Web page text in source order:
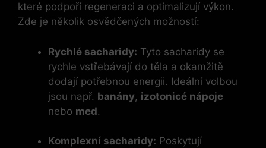
které podpoří regeneraci a optimalizují výkon.
Zde je několik osvědčených možností:
Rychlé sacharidy: Tyto sacharidy se
rychle vstřebávají do těla a okamžitě
dodají potřebnou energii. Ideální volbou
jsou např. banány, izotonicé nápoje
nebo med.
Komplexní sacharidy: Poskytují